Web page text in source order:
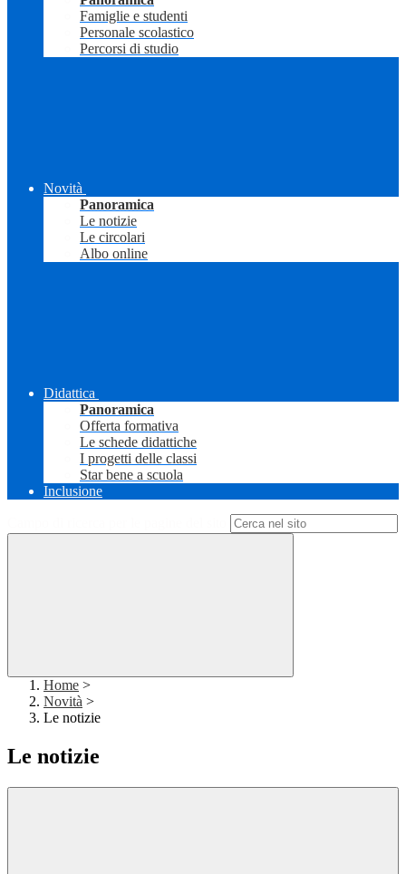
Famiglie e studenti
Personale scolastico
Percorsi di studio
Novità
Panoramica
Le notizie
Le circolari
Albo online
Didattica
Panoramica
Offerta formativa
Le schede didattiche
I progetti delle classi
Star bene a scuola
Inclusione
Home >
Novità >
Le notizie
Le notizie